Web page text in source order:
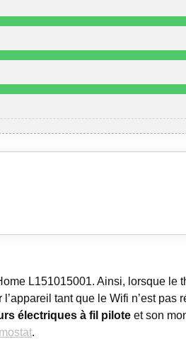
L151015001. Ainsi, lorsque le
tant que le Wifi n’est pas
électriques à fil pilote et son
.